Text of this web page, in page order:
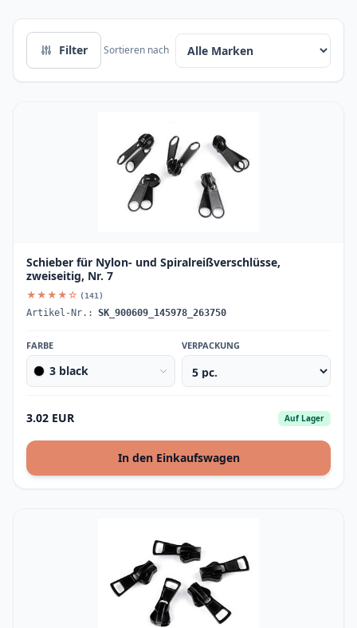
Filter Sortieren nach
Schieber für Nylon- und Spiralreißverschlüsse,
zweiseitig, Nr. 7
★★★★☆ (141)
Artikel-Nr.: SK_900609_145978_263750
FARBE
3 black
VERPACKUNG
3.02 EUR Auf Lager
In den Einkaufswagen